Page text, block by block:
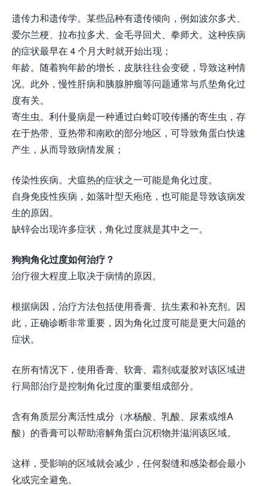
遗传力和遗传学。某些品种有遗传倾向，例如波尔多犬、
爱尔兰梗、拉布拉多犬、金毛寻回犬、拳师犬。这种疾病
的症状最早在 4 个月大时就开始出现；
年龄。随着狗年龄的增长，皮肤往往会变硬，导致这种情
况。此外，慢性肝病和胰腺肿瘤等问题通常与爪垫角化过
度有关。
寄生虫。利什曼病是一种通过白蛉叮咬传播的寄生虫，存
在于热带、亚热带和南欧的部分地区，可导致角蛋白快速
产生，从而导致病情发展；
传染性疾病。犬瘟热的症状之一可能是角化过度。
自身免疫性疾病，如落叶型天疱疮，也可能是导致该病发
生的原因。
缺锌会出现许多症状，角化过度就是其中之一。
狗狗角化过度如何治疗？
治疗很大程度上取决于病情的原因。
根据病因，治疗方法包括使用香膏、抗生素和补充剂。因
此，正确诊断非常重要，因为角化过度可能是更大问题的
症状。
在所有情况下，使用香膏、软膏、霜剂或凝胶对该区域进
行局部治疗是控制角化过度的重要组成部分。
含有角质层分离活性成分（水杨酸、乳酸、尿素或维A
酸）的香膏可以帮助溶解角蛋白沉积物并滋润该区域。
这样，受影响的区域就会减少，任何裂缝和感染都会最小
化或完全避免。